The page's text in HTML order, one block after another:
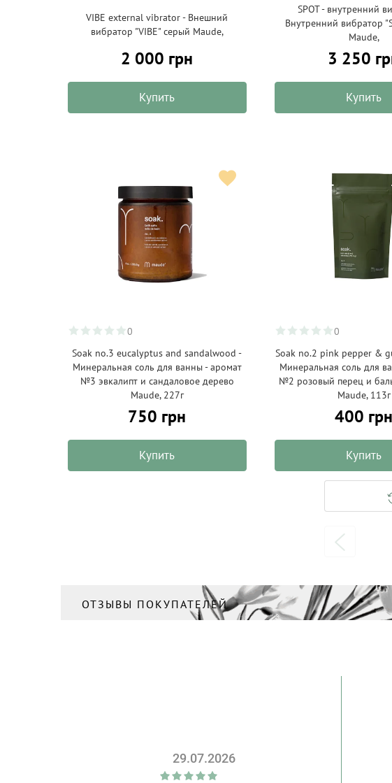
VIBE external vibrator - Внешний
вибратор "VIBE" серый Maude,
2 000 грн
Купить
SPOT - внутренний
Внутренний вибратор
Maude,
3 250
Купить
0
Soak no.3 eucalyptus and sandalwood -
Минеральная соль для ванны - аромат
№3 эвкалипт и сандаловое дерево
Maude, 227г
750 грн
Купить
0
Soak no.2 pink pepper &
Минеральная соль для
№2 розовый перец и
Maude, 113г
400 грн
Купить
ОТЗЫВЫ ПОКУПАТЕЛЕЙ
29.07.2026